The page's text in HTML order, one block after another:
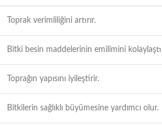
Toprak verimliliğini artırır.
Bitki besin maddelerinin emilimini
Toprağın yapısını iyileştirir.
Bitkilerin sağlıklı büyümesine yardımcı olur.